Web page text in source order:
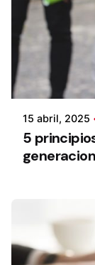
15 abril, 2025
5